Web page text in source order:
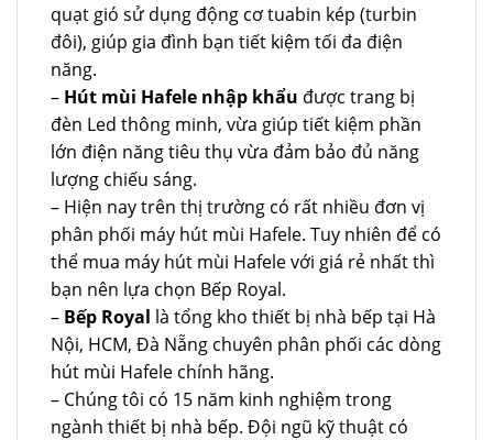
quạt gió sử dụng động cơ tuabin kép (turbin
đôi), giúp gia đình bạn tiết kiệm tối đa điện
năng.
– Hút mùi Hafele nhập khẩu được trang bị
đèn Led thông minh, vừa giúp tiết kiệm phần
lớn điện năng tiêu thụ vừa đảm bảo đủ năng
lượng chiếu sáng.
– Hiện nay trên thị trường có rất nhiều đơn vị
phân phối máy hút mùi Hafele. Tuy nhiên để có
thể mua máy hút mùi Hafele với giá rẻ nhất thì
bạn nên lựa chọn Bếp Royal.
– Bếp Royal là tổng kho thiết bị nhà bếp tại Hà
Nội, HCM, Đà Nẵng chuyên phân phối các dòng
hút mùi Hafele chính hãng.
– Chúng tôi có 15 năm kinh nghiệm trong
ngành thiết bị nhà bếp. Đội ngũ kỹ thuật có